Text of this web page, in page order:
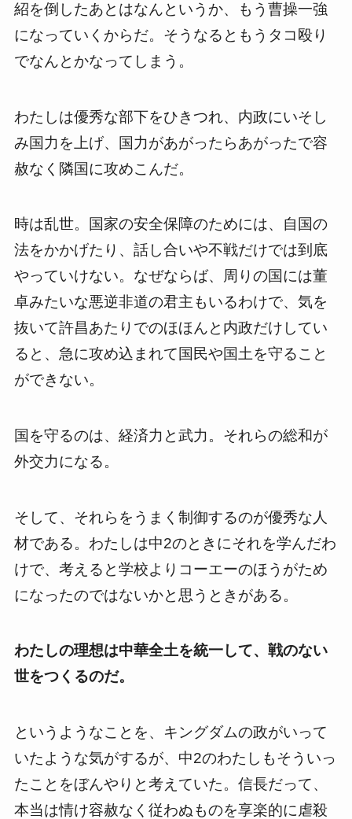
紹を倒したあとはなんというか、もう曹操一強
になっていくからだ。そうなるともうタコ殴り
でなんとかなってしまう。
わたしは優秀な部下をひきつれ、内政にいそし
み国力を上げ、国力があがったらあがったで容
赦なく隣国に攻めこんだ。
時は乱世。国家の安全保障のためには、自国の
法をかかげたり、話し合いや不戦だけでは到底
やっていけない。なぜならば、周りの国には董
卓みたいな悪逆非道の君主もいるわけで、気を
抜いて許昌あたりでのほほんと内政だけしてい
ると、急に攻め込まれて国民や国土を守ること
ができない。
国を守るのは、経済力と武力。それらの総和が
外交力になる。
そして、それらをうまく制御するのが優秀な人
材である。わたしは中2のときにそれを学んだわ
けで、考えると学校よりコーエーのほうがため
になったのではないかと思うときがある。
わたしの理想は中華全土を統一して、戦のない
世をつくるのだ。
というようなことを、キングダムの政がいって
いたような気がするが、中2のわたしもそういっ
たことをぼんやりと考えていた。信長だって、
本当は情け容赦なく従わぬものを享楽的に虐殺